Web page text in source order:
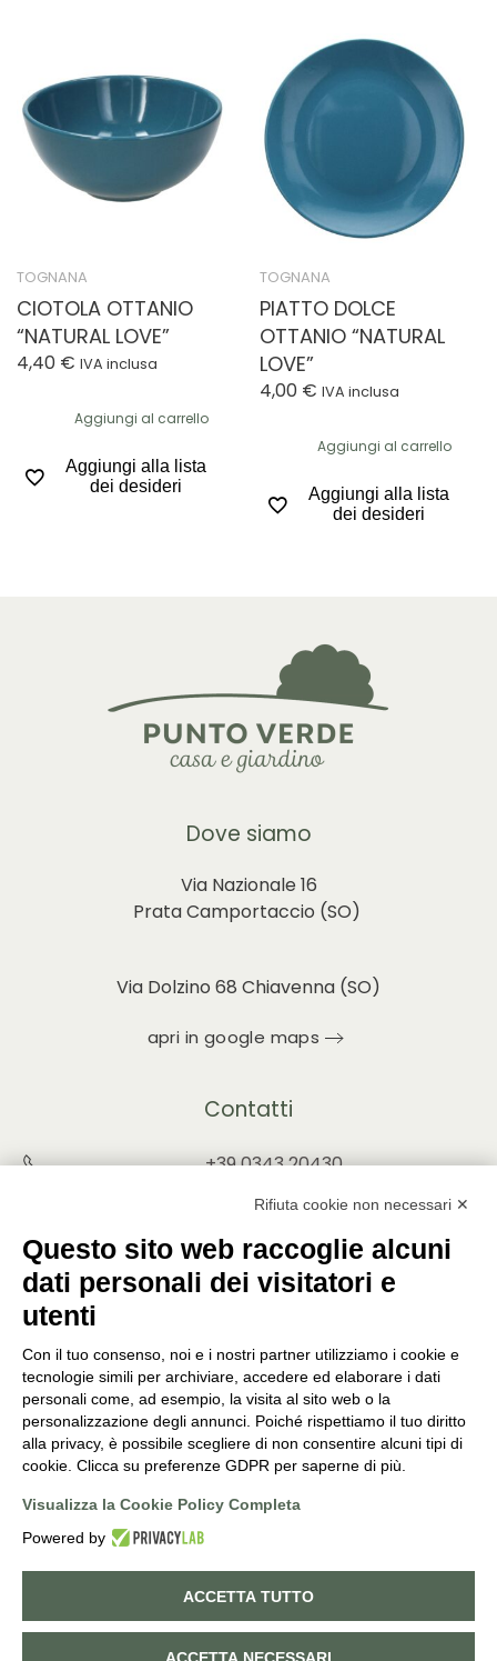
TOGNANA
CIOTOLA OTTANIO
“NATURAL LOVE”
4,40 € IVA inclusa
Aggiungi al carrello
Aggiungi alla lista
dei desideri
TOGNANA
PIATTO DOLCE
OTTANIO “NATURAL
LOVE”
4,00 € IVA inclusa
Aggiungi al carrello
Aggiungi alla lista
dei desideri
Dove siamo
Via Nazionale 16
Prata Camportaccio (SO)
Via Dolzino 68 Chiavenna (SO)
apri in google maps
Contatti
+39 0343 20430
INFO@PUNTOVERDEPRATA.IT
Orari di apertura
Lunedì - Sabato
8:30-12:15 | 14:45-19:00
Domenica
©2026PUNTO VERDE. ALL RIGHTS RESERVED. POWERED BY
NORATECH.
Cookie policy Privacy policy
Rifiuta cookie non necessari ✕
Questo sito web raccoglie alcuni
dati personali dei visitatori e
utenti
Con il tuo consenso, noi e i nostri partner utilizziamo i cookie e
tecnologie simili per archiviare, accedere ed elaborare i dati
personali come, ad esempio, la visita al sito web o la
personalizzazione degli annunci. Poiché rispettiamo il tuo diritto
alla privacy, è possibile scegliere di non consentire alcuni tipi di
cookie. Clicca su preferenze GDPR per saperne di più.
Visualizza la Cookie Policy Completa
Powered by
ACCETTA TUTTO
ACCETTA NECESSARI